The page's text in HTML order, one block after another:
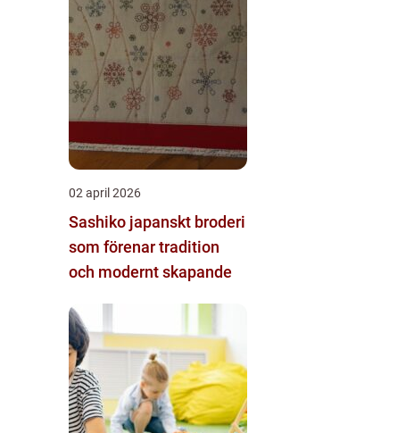
02 april 2026
Sashiko japanskt broderi
som förenar tradition
och modernt skapande